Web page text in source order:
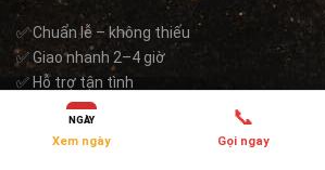
✅ Chuẩn lễ – không thiếu
✅ Giao nhanh 2–4 giờ
✅ Hỗ trợ tận tình
NGÀY
Xem ngày
📞
Gọi ngay